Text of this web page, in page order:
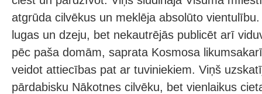
atgrūda cilvēkus un meklēja absolūto
lugas un dzeju, bet nekautrējās publicēt arī
pēc paša domām, saprata Kosmosa
veidot attiecības pat ar tuviniekiem. Viņš
pārdabisku Nākotnes cilvēku, bet vienlaikus